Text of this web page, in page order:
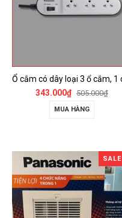
343.000₫ 505.000₫
MUA HÀNG
SALE